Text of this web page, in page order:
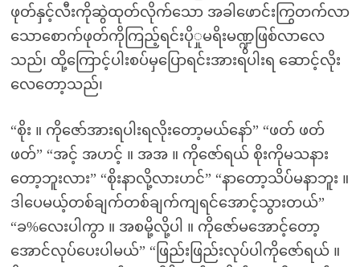
ဖုတ်နှင့်လီးကိုဆွဲထုတ်လိုက်သော အခါဖောင်းကြွတက်လာ
သောစောက်ဖုတ်ကိုကြည့်ရင်းပိုှုမရိးမဏ္ဍွဖြစ်လာလေ
သည်၊ ထို့ကြောင့်ပါးစပ်မှပြောရင်းအားရပါးရ ဆောင့်လိုး
လေတော့သည်၊
“စိုး ။ ကိုဇော်အားရပါးရလိုးတော့မယ်နော်” “ဖတ် ဖတ်
ဖတ်” “အင့် အဟင့် ။ အအ ။ ကိုဇော်ရယ် စိုးကိုမသနား
တော့ဘူးလား” “စိုးနာလို့လားဟင်” “နာတော့သိပ်မနာဘူး ။
ဒါပေမယ့်တစ်ချက်တစ်ချက်ကျရင်အောင့်သွားတယ်”
“ခ%လေးပါကွာ ။ အစမို့လို့ပါ ။ ကိုဇော်မအောင့်တော့
အောင်လုပ်ပေးပါမယ်” “ဖြည်းဖြည်းလုပ်ပါကိုဇော်ရယ် ။